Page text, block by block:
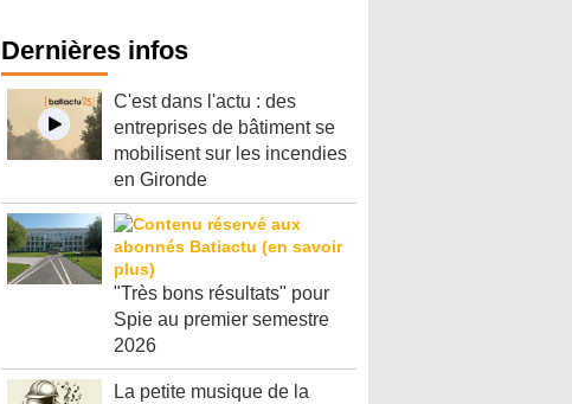
Dernières infos
C'est dans l'actu : des
entreprises de bâtiment se
mobilisent sur les incendies
en Gironde
"Très bons résultats" pour
Spie au premier semestre
2026
La petite musique de la